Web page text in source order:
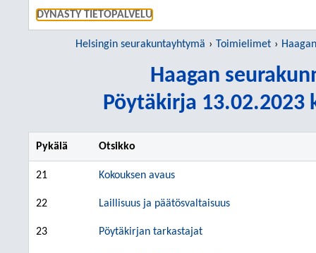
DYNASTY TIETOPALVELU
Helsingin seurakuntayhtymä Toimielimet Haagan
Haagan
Pöytäkirja 13.02.2023
Pykälä Otsikko
21 Kokouksen avaus
22 Laillisuus ja päätösvaltaisuus
23 Pöytäkirjan tarkastajat